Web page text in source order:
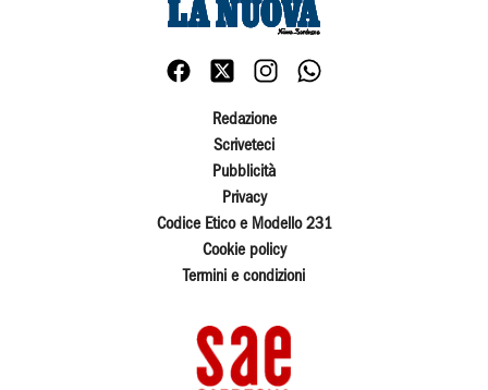
Redazione
Scriveteci
Pubblicità
Privacy
Codice Etico e Modello 231
Cookie policy
Termini e condizioni